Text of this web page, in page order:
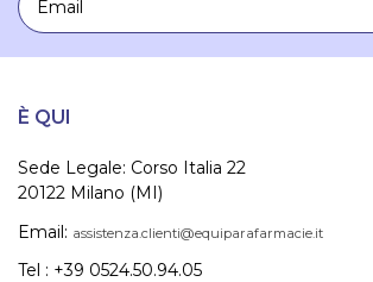
È QUI
Sede Legale: Corso Italia 22
20122 Milano (MI)
Email: assistenza.clienti@equiparafarmacie.it
Tel : +39 0524.50.94.05